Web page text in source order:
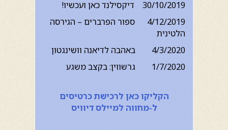
30/10/2019 דיקסילנד כאן ועכשיו!
4/12/2019 ספור הפרברים – הגירסה
הלטינית
4/3/2020 באהבה לדיאנה וושינגטון
1/7/2020 גרשווין: בקצב משגע
הקליקו כאן לרכישת כרטיסים
ל-מחווה למיילס דיוויס